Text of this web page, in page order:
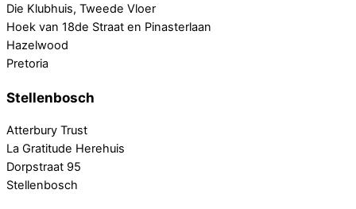
Die Klubhuis, Tweede Vloer
Hoek van 18de Straat en Pinasterlaan
Hazelwood
Pretoria
Stellenbosch
Atterbury Trust
La Gratitude Herehuis
Dorpstraat 95
Stellenbosch